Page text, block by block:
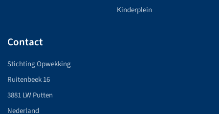
Kinderplein
Contact
Stichting Opwekking
Ruitenbeek 16
3881 LW Putten
Nederland